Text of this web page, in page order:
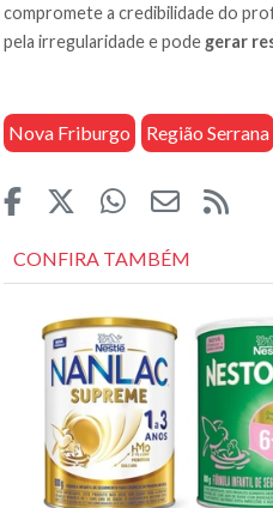
compromete a credibilidade do
pela irregularidade e pode gerar
Nova Friburgo Região Serrana
CONFIRA TAMBÉM